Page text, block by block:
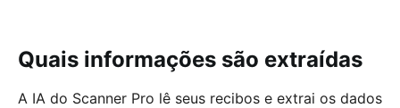
Quais informações são extraídas
A IA do Scanner Pro lê seus recibos e extrai os dados